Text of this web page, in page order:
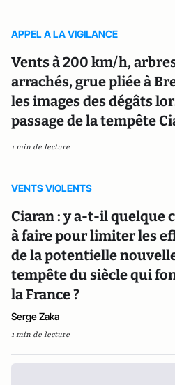
APPEL A LA VIGILANCE
Vents à 200 km/h,
arrachés, grue pliée à
les images des dégâts
passage de la tempête
1 min de lecture
VENTS VIOLENTS
Ciaran : y a-t-il quelque
à faire pour limiter les
de la potentielle
tempête du siècle qui
la France ?
Serge Zaka
1 min de lecture